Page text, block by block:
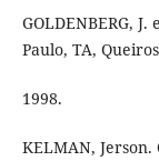
GOLDENBERG,
Paulo, TA,
1998.
KELMAN, Jerson.